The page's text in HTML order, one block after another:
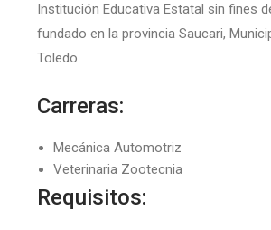
Institución Educativa Estatal sin fines
fundado en la provincia Saucari,
Toledo.
Carreras:
Mecánica Automotriz
Veterinaria Zootecnia
Requisitos: